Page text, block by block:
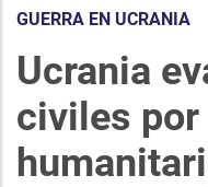
GUERRA EN UCRANIA
Ucrania
civiles